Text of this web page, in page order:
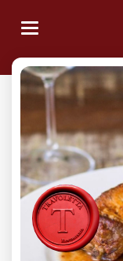
Toggle navigation